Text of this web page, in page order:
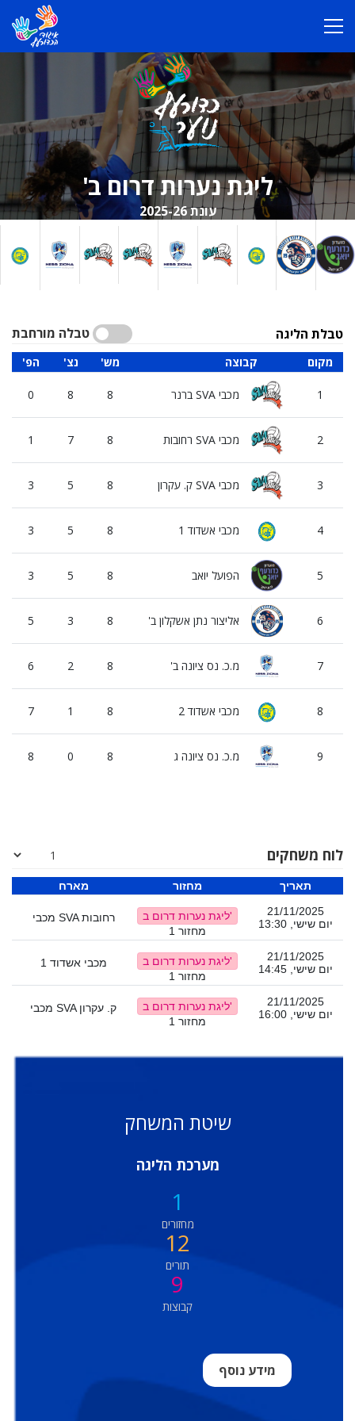
ליגת נערות דרום ב'
עונת 2025-26
טבלה מורחבת טבלת הליגה
'הפ 'נצ 'מש קבוצה מקום
0 8 8 מכבי SVA ברנר 1
1 7 8 מכבי SVA רחובות 2
3 5 8 מכבי SVA ק. עקרון 3
3 5 8 מכבי אשדוד 1 4
3 5 8 הפועל יואב 5
5 3 8 אליצור נתן אשקלון ב' 6
6 2 8 מ.כ. נס ציונה ב' 7
7 1 8 מכבי אשדוד 2 8
8 0 8 מ.כ. נס ציונה ג 9
לוח משחקים
מארח מחזור תאריך
מכבי SVA רחובות
ליגת נערות דרום ב'
מחזור 1
21/11/2025
יום שישי, 13:30
מכבי אשדוד 1
ליגת נערות דרום ב'
מחזור 1
21/11/2025
יום שישי, 14:45
מכבי SVA ק. עקרון
ליגת נערות דרום ב'
מחזור 1
21/11/2025
יום שישי, 16:00
שיטת המשחק
מערכת הליגה
1
מחזורים
12
תורים
9
קבוצות
מידע נוסף